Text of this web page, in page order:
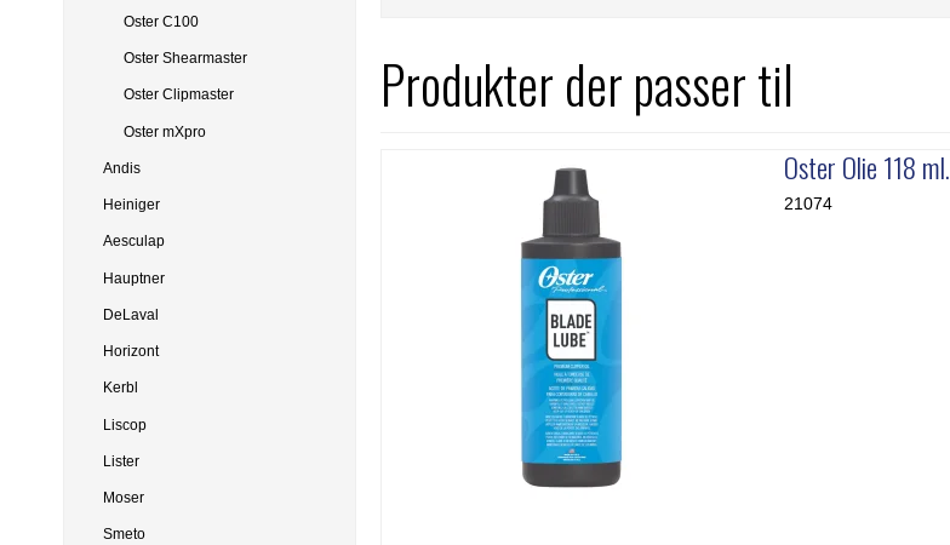
Oster C100
Oster Shearmaster
Oster Clipmaster
Oster mXpro
Andis
Heiniger
Aesculap
Hauptner
DeLaval
Horizont
Kerbl
Liscop
Lister
Moser
Smeto
Produkter der passer til
Oster Olie 118 ml.
21074